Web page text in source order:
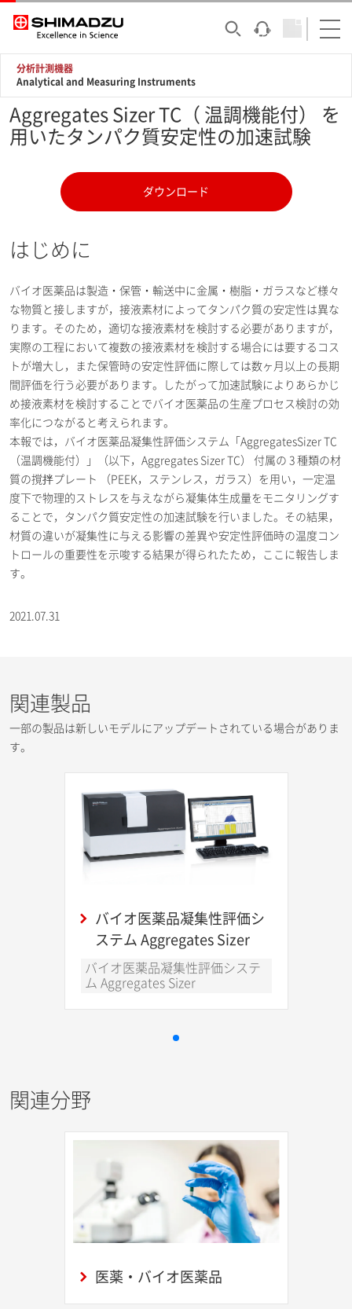
分析計測機器
Analytical and Measuring Instruments
Aggregates Sizer TC（ 温調機能付） を
用いたタンパク質安定性の加速試験
ダウンロード
はじめに
バイオ医薬品は製造・保管・輸送中に金属・樹脂・ガラスなど様々
な物質と接しますが，接液素材によってタンパク質の安定性は異な
ります。そのため，適切な接液素材を検討する必要がありますが，
実際の工程において複数の接液素材を検討する場合には要するコス
トが増大し，また保管時の安定性評価に際しては数ヶ月以上の長期
間評価を行う必要があります。したがって加速試験によりあらかじ
め接液素材を検討することでバイオ医薬品の生産プロセス検討の効
率化につながると考えられます。
本報では，バイオ医薬品凝集性評価システム「AggregatesSizer TC
（温調機能付）」（以下，Aggregates Sizer TC） 付属の 3 種類の材
質の撹拌プレート （PEEK，ステンレス，ガラス）を用い，一定温
度下で物理的ストレスを与えながら凝集体生成量をモニタリングす
ることで，タンパク質安定性の加速試験を行いました。その結果，
材質の違いが凝集性に与える影響の差異や安定性評価時の温度コン
トロールの重要性を示唆する結果が得られたため，ここに報告しま
す。
2021.07.31
関連製品
一部の製品は新しいモデルにアップデートされている場合がありま
す。
バイオ医薬品凝集性評価シ
ステム Aggregates Sizer
バイオ医薬品凝集性評価システ
ム Aggregates Sizer
関連分野
医薬・バイオ医薬品